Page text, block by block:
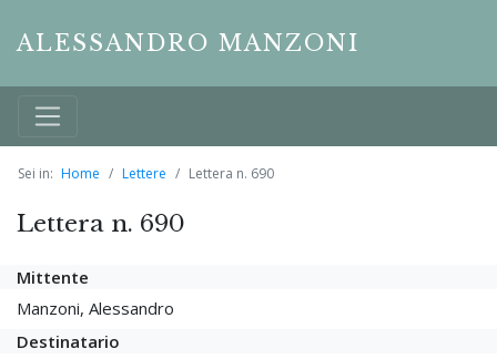
ALESSANDRO MANZONI
Sei in: Home Lettere Lettera n. 690
Lettera n. 690
Mittente
Manzoni, Alessandro
Destinatario